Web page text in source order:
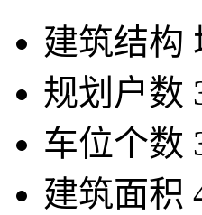
建筑结构
规划户数
车位个数
建筑面积